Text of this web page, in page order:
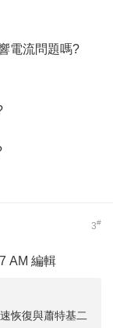
電流問題嗎?
3#
AM 編輯
恢復與蕭特基二